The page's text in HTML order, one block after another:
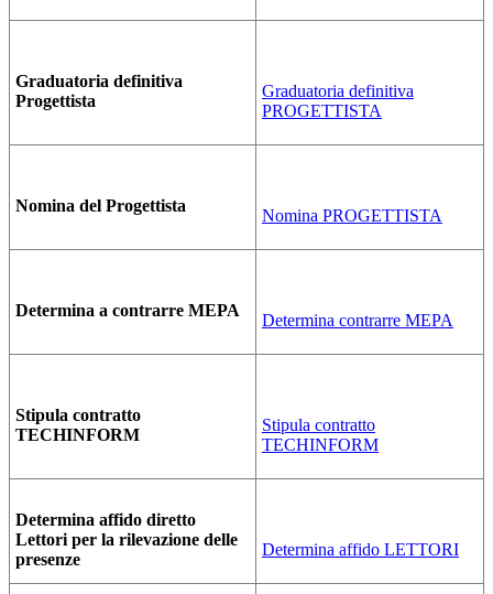
Graduatoria definitiva
Progettista
Graduatoria definitiva
PROGETTISTA
Nomina del Progettista
Nomina PROGETTISTA
Determina a contrarre MEPA
Determina contrarre MEPA
Stipula contratto
TECHINFORM
Stipula contratto
TECHINFORM
Determina affido diretto
Lettori per la rilevazione delle
presenze
Determina affido LETTORI